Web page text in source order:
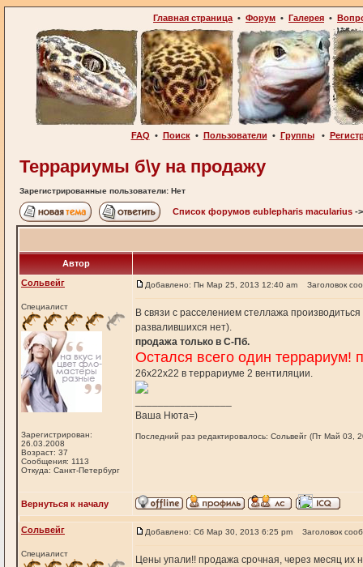
Главная страница • Форум • Галерея •
FAQ • Поиск• Пользователи • Группы•
Террариумы б\у на продажу
Зарегистрированные пользователи: Нет
Список форумов eublepharis macularius -
Автор
Сольвейг
Специалист
Зарегистрирован:
26.03.2008
Возраст: 37
Сообщения: 1113
Откуда: Санкт-Петербург
Добавлено: Пн Мар 25, 2013 12:40 am Заголовок
В связи с расселением стеллажа
развалившихся нет).
продажа только в С-Пб.
Остался всего один террариум!
26х22х22 в террариуме 2 вентиляции.
Ваша Нюта=)
Последний раз редактировалось: Сольвейг (Пт Май 03,
Вернуться к началу
Сольвейг
Специалист
Добавлено: Сб Мар 30, 2013 6:25 pm Заголовок
Цены упали!! продажа срочная, через месяц их